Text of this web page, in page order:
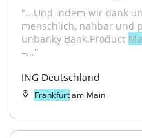
"...Und indem wir dank
menschlich, nahbar und
unbanky Bank.Product
–..."
ING Deutschland
Frankfurtam Main